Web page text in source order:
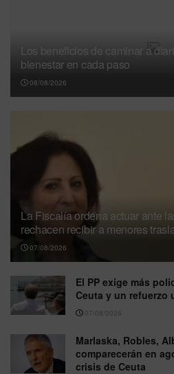
Los beneficios de caminar a
bienestar en cada paso
08/08/2026
La Fiscalía ordena actuar ante
rechacen recibir a menores
07/08/2026
El PP exige más
Ceuta y un refuerzo
07/08/2026
Marlaska, Robles,
comparecerán en
crisis de Ceuta